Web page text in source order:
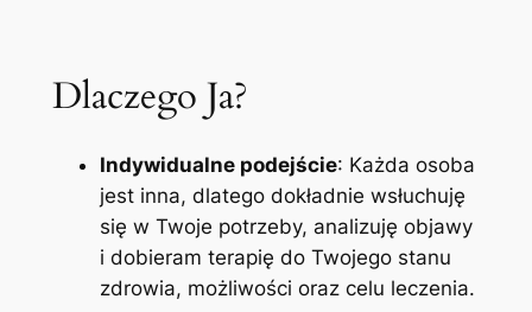
Dlaczego Ja?
Indywidualne podejście: Każda osoba
jest inna, dlatego dokładnie wsłuchuję
się w Twoje potrzeby, analizuję objawy
i dobieram terapię do Twojego stanu
zdrowia, możliwości oraz celu leczenia.